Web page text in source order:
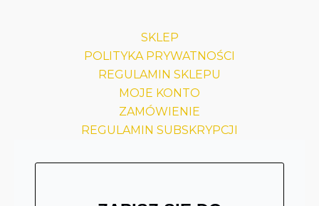
SKLEP
POLITYKA PRYWATNOŚCI
REGULAMIN SKLEPU
MOJE KONTO
ZAMÓWIENIE
REGULAMIN SUBSKRYPCJI